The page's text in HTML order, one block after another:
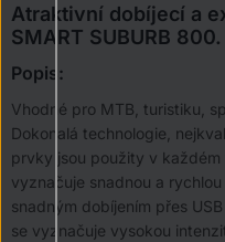
Atraktivní dobíjecí a
SMART SUBURB 800.
Popis:
Vhodné pro MTB, turistiku,
Dokonalá technologie,
prvky jsou použity v
vyznačuje snadnou a
snadným dobíjením přes
se vyznačuje vysokou